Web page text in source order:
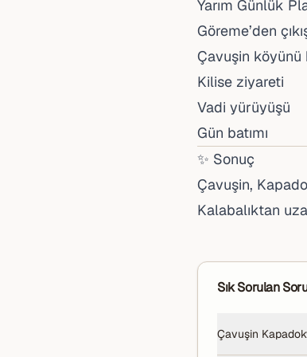
Yarım Günlük
Göreme’den
Çavuşin köyünü
Kilise ziyareti
Vadi yürüyüşü
Gün batımı
✨ Sonuç
Çavuşin,
Kalabalıktan
Sık Sorulan
Çavuşin